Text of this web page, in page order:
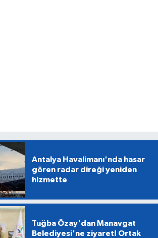
Antalya Havalimanı'nda hasar
gören radar direği yeniden
hizmette
Tuğba Özay'dan Manavgat
Belediyesi'ne ziyaret! Ortak